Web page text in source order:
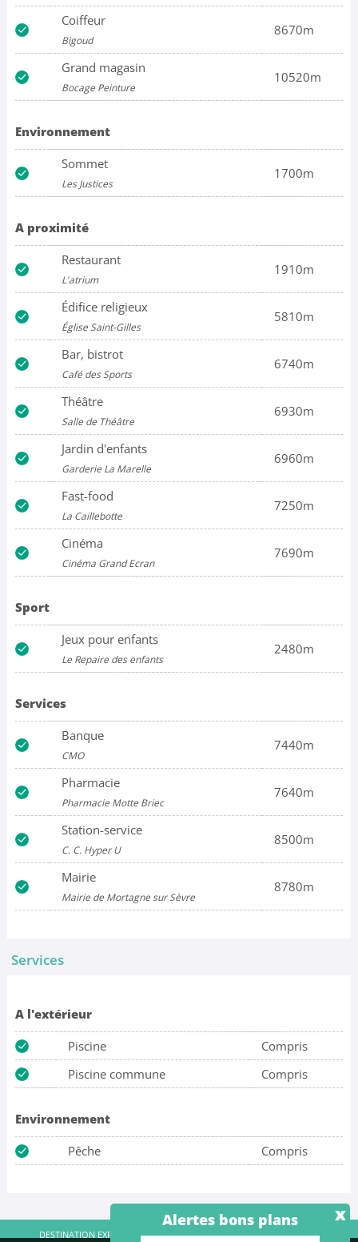
Alertes bons plans x
Coiffeur
Bigoud
8670m
Grand magasin
Bocage Peinture
10520m
Environnement
Sommet
Les Justices
1700m
A proximité
Restaurant
L'atrium
1910m
Édifice religieux
Église Saint-Gilles
5810m
Bar, bistrot
Café des Sports
6740m
Théâtre
Salle de Théâtre
6930m
Jardin d'enfants
Garderie La Marelle
6960m
Fast-food
La Caillebotte
7250m
Cinéma
Cinéma Grand Ecran
7690m
Sport
Jeux pour enfants
Le Repaire des enfants
2480m
Services
Banque
CMO
7440m
Pharmacie
Pharmacie Motte Briec
7640m
Station-service
C. C. Hyper U
8500m
Mairie
Mairie de Mortagne sur Sèvre
8780m
Services
A l'extérieur
Piscine
Compris
Piscine commune
Compris
Environnement
Pêche
Compris
DESTINATION EXPRESS SAS - RCS Créteil 515 038 248 | Contact
|